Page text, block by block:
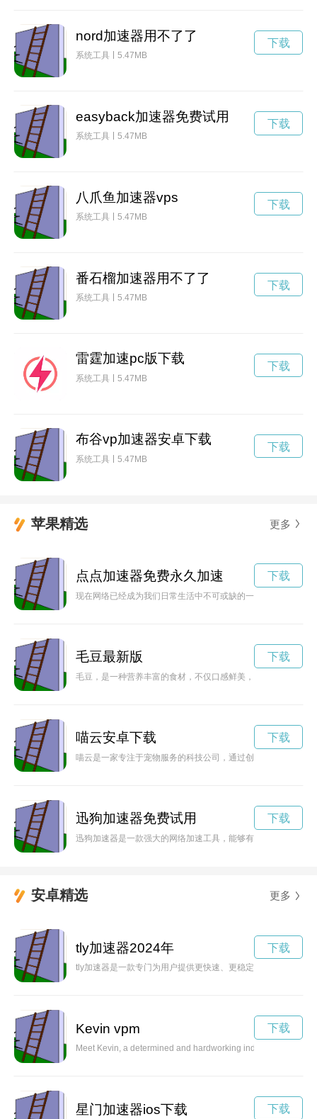
nord加速器用不了了
系统工具 5.47MB
下载
easyback加速器免费试用
系统工具 5.47MB
下载
八爪鱼加速器vps
系统工具 5.47MB
下载
番石榴加速器用不了了
系统工具 5.47MB
下载
雷霆加速pc版下载
系统工具 5.47MB
下载
布谷vp加速器安卓下载
系统工具 5.47MB
下载
苹果精选 更多
点点加速器免费永久加速
现在网络已经成为我们日常生活中不可或缺的一部分，但是网
下载
毛豆最新版
毛豆，是一种营养丰富的食材，不仅口感鲜美，而且含有丰富
下载
喵云安卓下载
喵云是一家专注于宠物服务的科技公司，通过创新的技术手段
下载
迅狗加速器免费试用
迅狗加速器是一款强大的网络加速工具，能够有效提升网络速
下载
安卓精选 更多
tly加速器2024年
tly加速器是一款专门为用户提供更快速、更稳定网络体验的工
下载
Kevin vpm
Meet Kevin, a determined and hardworking individual who
下载
星门加速器ios下载 下载